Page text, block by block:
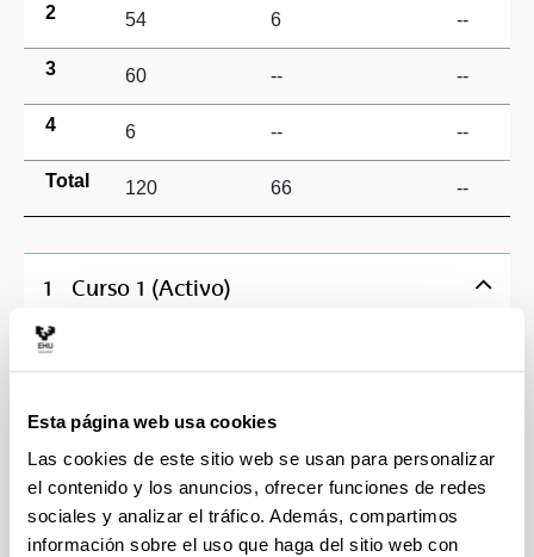
Esta página web usa cookies
Las cookies de este sitio web se usan para personalizar
el contenido y los anuncios, ofrecer funciones de redes
sociales y analizar el tráfico. Además, compartimos
información sobre el uso que haga del sitio web con
2 54 6 --
3 60 -- --
4 6 -- --
Total 120 66 --
1 Curso 1 (Activo)
Cálculo I
Empresa Digital
Fundamentos de Sistemas de Información